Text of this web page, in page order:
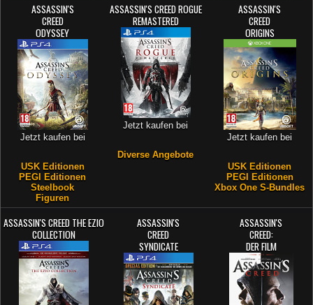
ASSASSIN'S
CREED
ODYSSEY
Jetzt kaufen bei
USK Editionen
PEGI Editionen
Steelbook
Figuren
ASSASSIN'S CREED ROGUE
REMASTERED
Jetzt kaufen bei
Diverse Angebote
ASSASSIN'S
CREED
ORIGINS
Jetzt kaufen bei
USK Editionen
PEGI Editionen
Xbox One S-Bundles
ASSASSIN'S CREED THE EZIO
COLLECTION
ASSASSIN'S
CREED
SYNDICATE
ASSASSIN'S
CREED:
DER FILM